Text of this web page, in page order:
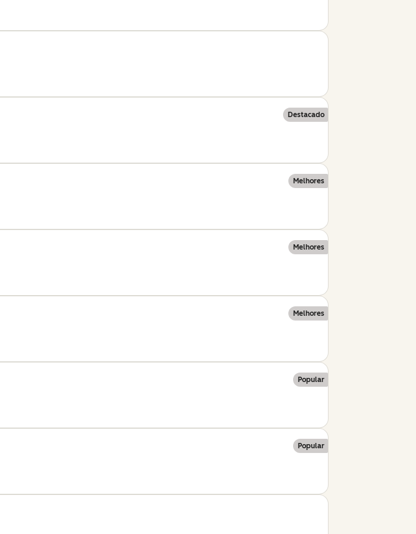
Destacado
Melhores
Melhores
Melhores
Popular
Popular